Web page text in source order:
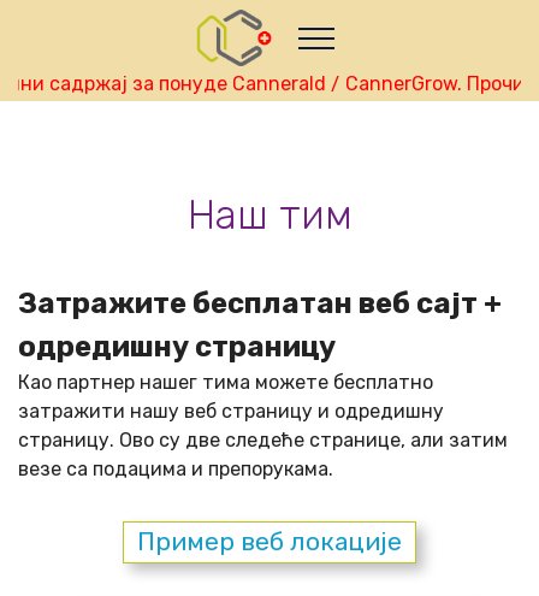
Nutze das POtential deiner Kryptowährungen
Monitor your performance and
earnings in srpski real-time
view Skainet Channel on Youtube srpski - Skainet
viewed "
"27
садржај за понуде Cannerald / CannerGrow.
Наш тим
Затражите бесплатан веб сајт +
одредишну страницу
Као партнер нашег тима можете бесплатно
затражити нашу веб страницу и одредишну
страницу. Ово су две следеће странице, али затим
везе са подацима и препорукама.
Пример веб локације